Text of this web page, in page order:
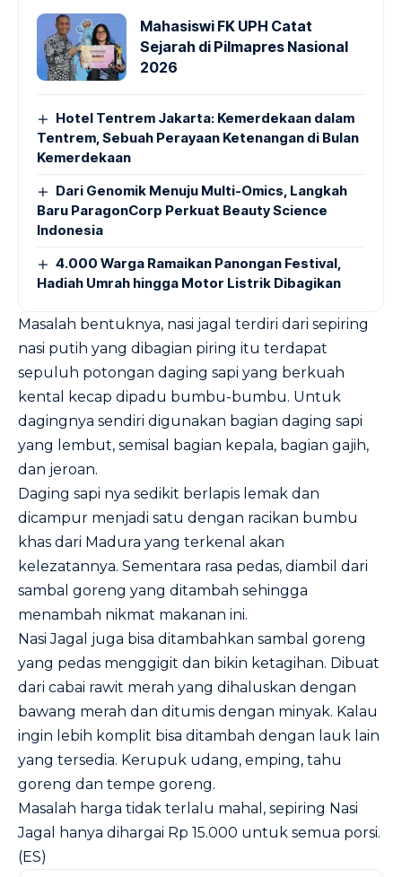
Mahasiswi FK UPH Catat
Sejarah di Pilmapres Nasional
2026
Hotel Tentrem Jakarta: Kemerdekaan dalam
Tentrem, Sebuah Perayaan Ketenangan di Bulan
Kemerdekaan
Dari Genomik Menuju Multi-Omics, Langkah
Baru ParagonCorp Perkuat Beauty Science
Indonesia
4.000 Warga Ramaikan Panongan Festival,
Hadiah Umrah hingga Motor Listrik Dibagikan
Masalah bentuknya, nasi jagal terdiri dari sepiring
nasi putih yang dibagian piring itu terdapat
sepuluh potongan daging sapi yang berkuah
kental kecap dipadu bumbu-bumbu. Untuk
dagingnya sendiri digunakan bagian daging sapi
yang lembut, semisal bagian kepala, bagian gajih,
dan jeroan.
Daging sapi nya sedikit berlapis lemak dan
dicampur menjadi satu dengan racikan bumbu
khas dari Madura yang terkenal akan
kelezatannya. Sementara rasa pedas, diambil dari
sambal goreng yang ditambah sehingga
menambah nikmat makanan ini.
Nasi Jagal juga bisa ditambahkan sambal goreng
yang pedas menggigit dan bikin ketagihan. Dibuat
dari cabai rawit merah yang dihaluskan dengan
bawang merah dan ditumis dengan minyak. Kalau
ingin lebih komplit bisa ditambah dengan lauk lain
yang tersedia. Kerupuk udang, emping, tahu
goreng dan tempe goreng.
Masalah harga tidak terlalu mahal, sepiring Nasi
Jagal hanya dihargai Rp 15.000 untuk semua porsi.
(ES)